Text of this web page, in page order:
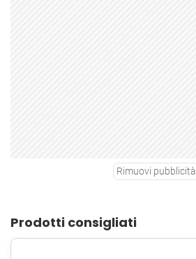
Rimuovi pubblicità
Prodotti consigliati